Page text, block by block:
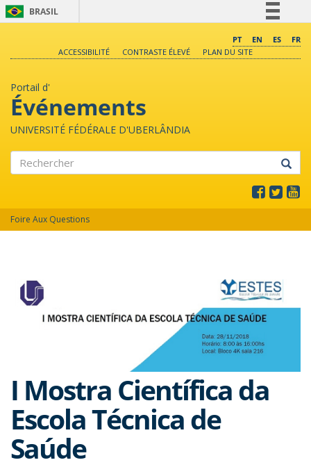
BRASIL
Comunica BR
PT EN ES
FR
ACCESSIBILITÉ
CONTRASTE ÉLEVÉ PLAN DU SITE
Portail d'
Événements
UNIVERSITÉ FÉDÉRALE D'UBERLÂNDIA
Foire Aux Questions
I Mostra Científica da
Escola Técnica de
Saúde